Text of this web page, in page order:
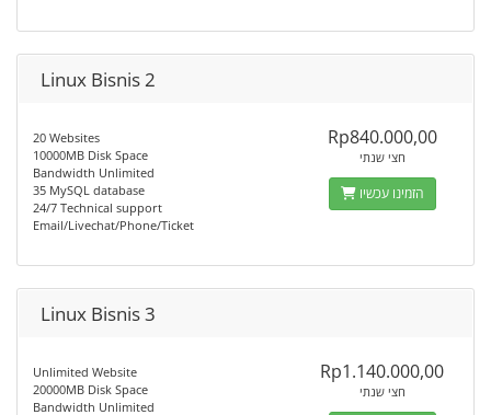
Linux Bisnis 2
20 Websites
10000MB Disk Space
Bandwidth Unlimited
35 MySQL database
24/7 Technical support
Email/Livechat/Phone/Ticket
Rp840.000,00
חצי שנתי
הזמינו עכשיו
Linux Bisnis 3
Unlimited Website
20000MB Disk Space
Bandwidth Unlimited
Rp1.140.000,00
חצי שנתי